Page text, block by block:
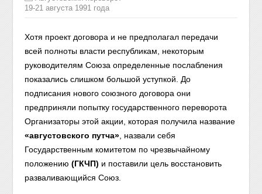
19-21 августа 1991 года
Хотя проект договора и не предполагал передачи
всей полноты власти республикам, некоторым
руководителям Союза определенные послабления
показались слишком большой уступкой. До
подписания нового союзного договора они
предприняли попытку государственного переворота
Организаторы этой акции, которая получила название
«августовского путча» , назвали себя
Государственным комитетом по чрезвычайному
положению(ГКЧП) и поставили цель восстановить
разваливающийся Союз.